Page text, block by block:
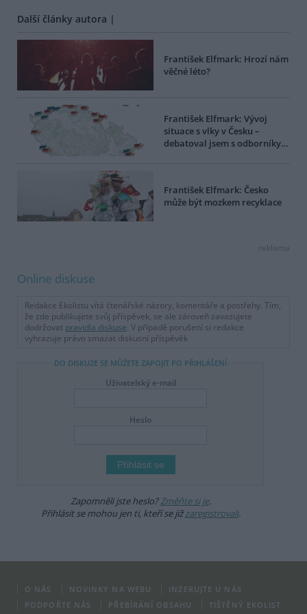
Další články autora |
František Elfmark: Hrozí nám
věčné léto?
František Elfmark: Vývoj
situace s vlky v Česku –
debatoval jsem s odborníky…
František Elfmark: Česko
může být mozkem recyklace
reklama
Online diskuse
Redakce Ekolistu vítá čtenářské názory, komentáře a postřehy. Tím,
že zde publikujete svůj příspěvek, se ale zároveň zavazujete
dodržovat pravidla diskuse. V případě porušení si redakce
vyhrazuje právo smazat diskusní příspěvěk
DO DISKUZE SE MŮŽETE ZAPOJIT PO PŘIHLÁŠENÍ
Uživatelský e-mail
Heslo
Zapomněli jste heslo?Změňte si je.
Přihlásit se mohou jen ti, kteří se jižzaregistrovali.
O NÁS NOVINKY NA WEBU
INZERUJTE U NÁS
PODPOŘTE NÁS
PŘEBÍRÁNÍ OBSAHU TIŠTĚNÝ EKOLIST